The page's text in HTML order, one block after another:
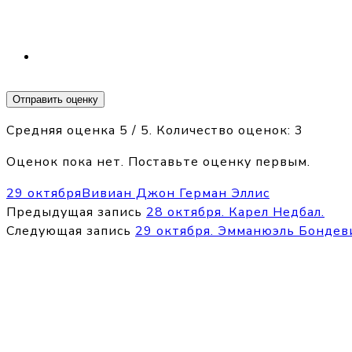
Отправить оценку
Средняя оценка 5 / 5. Количество оценок: 3
Оценок пока нет. Поставьте оценку первым.
29 октябряВивиан Джон Герман Эллис
Предыдущая запись 28 октября. Карел Недбал.
Следующая запись 29 октября. Эмманюэль